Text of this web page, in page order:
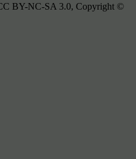
BY-NC-SA 3.0, Copyright ©